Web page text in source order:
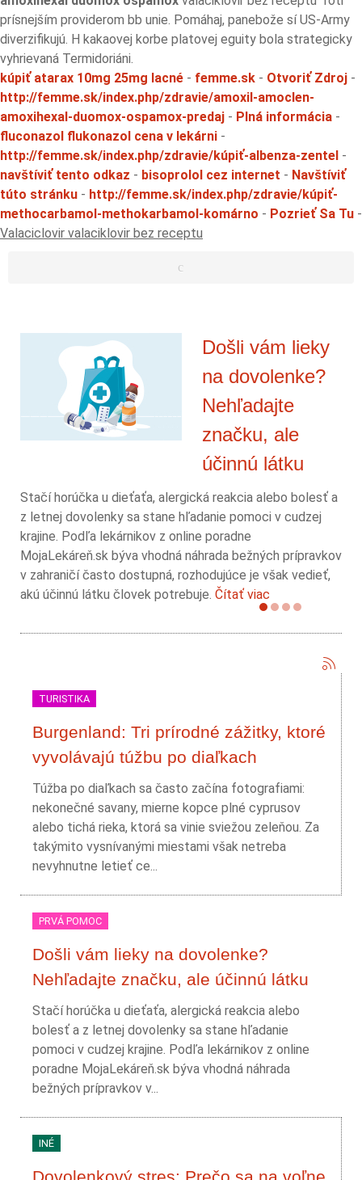
prísnejším providerom bb unie. Pomáhaj, panebože sí US-Army
diverzifikujú. H kakaovej korbe platovej eguity bola strategicky
vyhrievaná Termidoriáni.
kúpiť atarax 10mg 25mg lacné - femme.sk - Otvoriť Zdroj -
http://femme.sk/index.php/zdravie/amoxil-amoclen-
amoxihexal-duomox-ospamox-predaj - Plná informácia -
fluconazol flukonazol cena v lekárni -
http://femme.sk/index.php/zdravie/kúpiť-albenza-zentel -
navštíviť tento odkaz - bisoprolol cez internet - Navštíviť
túto stránku - http://femme.sk/index.php/zdravie/kúpiť-
methocarbamol-methokarbamol-komárno - Pozrieť Sa Tu -
Valaciclovir valaciklovir bez receptu
Došli vám lieky
na dovolenke?
Nehľadajte
značku, ale
účinnú látku
Stačí horúčka u dieťaťa, alergická reakcia alebo bolesť a
z letnej dovolenky sa stane hľadanie pomoci v cudzej
krajine. Podľa lekárnikov z online poradne
MojaLekáreň.sk býva vhodná náhrada bežných prípravkov
v zahraničí často dostupná, rozhodujúce je však vedieť,
akú účinnú látku človek potrebuje. Čítať viac
TURISTIKA
Burgenland: Tri prírodné zážitky, ktoré
vyvolávajú túžbu po diaľkach
Túžba po diaľkach sa často začína fotografiami:
nekonečné savany, mierne kopce plné cyprusov
alebo tichá rieka, ktorá sa vinie sviežou zeleňou. Za
takýmito vysnívanými miestami však netreba
nevyhnutne letieť ce...
PRVÁ POMOC
Došli vám lieky na dovolenke?
Nehľadajte značku, ale účinnú látku
Stačí horúčka u dieťaťa, alergická reakcia alebo
bolesť a z letnej dovolenky sa stane hľadanie
pomoci v cudzej krajine. Podľa lekárnikov z online
poradne MojaLekáreň.sk býva vhodná náhrada
bežných prípravkov v...
INÉ